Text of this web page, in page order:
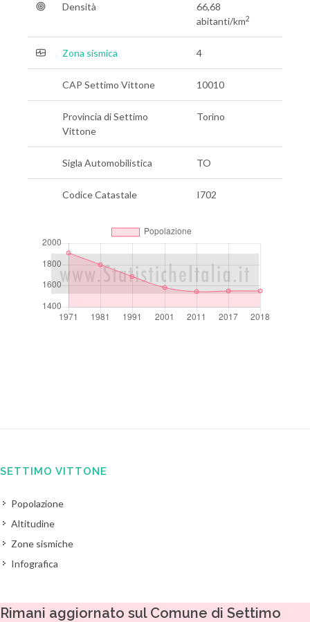
Densità
66,68
abitanti/km2
Zona sismica 4
CAP Settimo Vittone 10010
Provincia di Settimo
Vittone
Torino
Sigla Automobilistica TO
Codice Catastale I702
SETTIMO VITTONE
Popolazione
Altitudine
Zone sismiche
Infografica
Rimani aggiornato sul Comune di Settimo